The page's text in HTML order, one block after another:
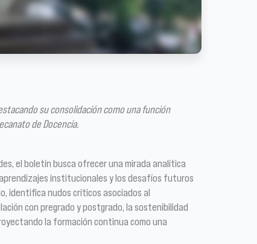
su consolidación como una función
de Docencia.
el boletín busca ofrecer una mirada analítica
institucionales y los desafíos futuros
identifica nudos críticos asociados al
con pregrado y postgrado, la sostenibilidad
la formación continua como una